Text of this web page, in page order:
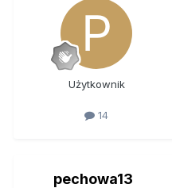
Użytkownik
14
pechowa13